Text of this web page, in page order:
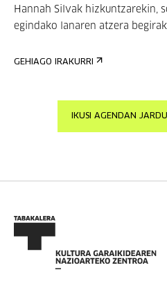
Hannah Silvak hizkuntzarekin,
egindako lanaren atzera
GEHIAGO IRAKURRI
IKUSI AGENDAN